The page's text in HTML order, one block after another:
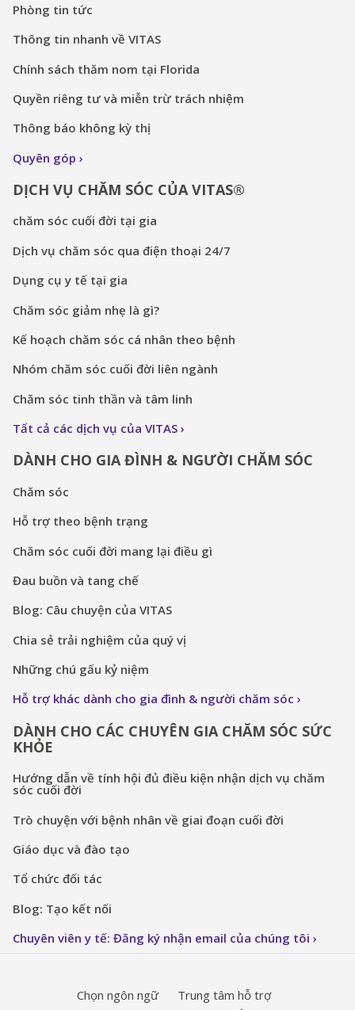
Phòng tin tức
Thông tin nhanh về VITAS
Chính sách thăm nom tại Florida
Quyền riêng tư và miễn trừ trách nhiệm
Thông báo không kỳ thị
Quyên góp
DỊCH VỤ CHĂM SÓC CỦA VITAS®
chăm sóc cuối đời tại gia
Dịch vụ chăm sóc qua điện thoại 24/7
Dụng cụ y tế tại gia
Chăm sóc giảm nhẹ là gì?
Kế hoạch chăm sóc cá nhân theo bệnh
Nhóm chăm sóc cuối đời liên ngành
Chăm sóc tinh thần và tâm linh
Tất cả các dịch vụ của VITAS
DÀNH CHO GIA ĐÌNH & NGƯỜI CHĂM SÓC
Chăm sóc
Hỗ trợ theo bệnh trạng
Chăm sóc cuối đời mang lại điều gì
Đau buồn và tang chế
Blog: Câu chuyện của VITAS
Chia sẻ trải nghiệm của quý vị
Những chú gấu kỷ niệm
Hỗ trợ khác dành cho gia đình & người chăm sóc
DÀNH CHO CÁC CHUYÊN GIA CHĂM SÓC SỨC
KHỎE
Hướng dẫn về tính hội đủ điều kiện nhận dịch vụ chăm
sóc cuối đời
Trò chuyện với bệnh nhân về giai đoạn cuối đời
Giáo dục và đào tạo
Tổ chức đối tác
Blog: Tạo kết nối
Chuyên viên y tế: Đăng ký nhận email của chúng tôi
Chọn ngôn ngữ
Trung tâm hỗ trợ